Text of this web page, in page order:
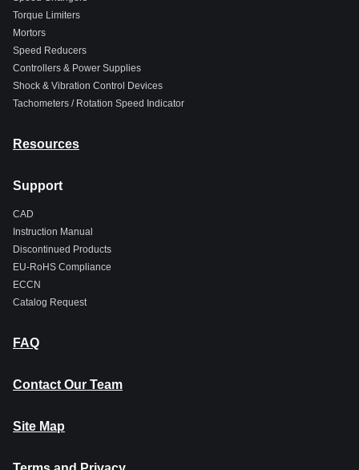
Torque Limiters
Mortors
Speed Reducers
Controllers & Power Supplies
Shock & Vibration Control Devices
Tachometers / Rotation Speed Indicator
Resources
Support
CAD
Instruction Manual
Discontinued Products
EU-RoHS Compliance
ECCN
Catalog Request
FAQ
Contact Our Team
Site Map